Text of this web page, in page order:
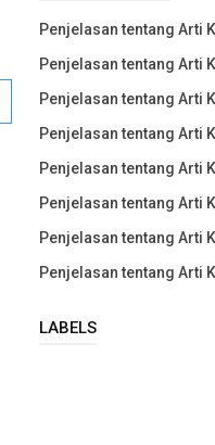
Penjelasan tentang Arti
Penjelasan tentang Arti
Penjelasan tentang Arti
Penjelasan tentang Arti
Penjelasan tentang Arti
Penjelasan tentang Arti
Penjelasan tentang Arti
Penjelasan tentang Arti
LABELS